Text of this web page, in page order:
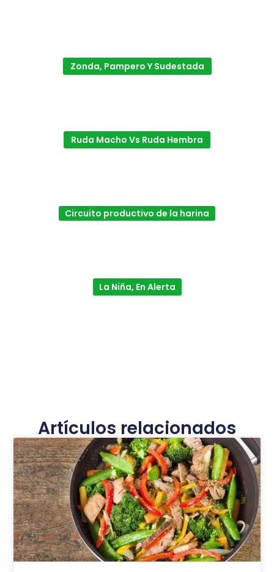
Zonda, Pampero Y Sudestada
Ruda Macho Vs Ruda Hembra
Circuito productivo de la harina
La Niña, En Alerta
Artículos relacionados